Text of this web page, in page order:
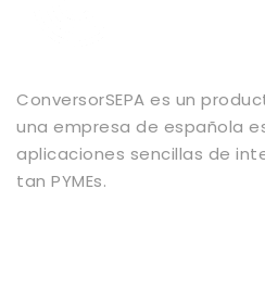
ConversorSEPA es un
una empresa de española
aplicaciones sencillas de
tan PYMEs.